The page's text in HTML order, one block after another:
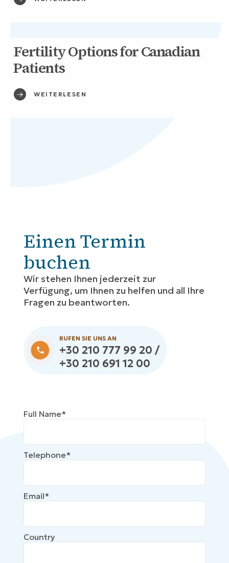
Fertility Options for Canadian
Patients
WEITERLESEN
Einen Termin
buchen
Wir stehen Ihnen jederzeit zur
Verfügung, um Ihnen zu helfen und all Ihre
Fragen zu beantworten.
RUFEN SIE UNS AN
+30 210 777 99 20 /
+30 210 691 12 00
Full Name*
Telephone*
Email*
Country